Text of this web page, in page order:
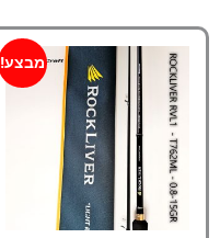
מבצע!